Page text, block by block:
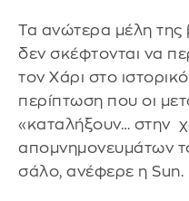
Τα ανώτερα μέλη της
δεν σκέφτονται να
τον Χάρι στο
περίπτωση που οι
«καταλήξουν… στην
απομνημονευμάτων
σάλο, ανέφερε η Sun.